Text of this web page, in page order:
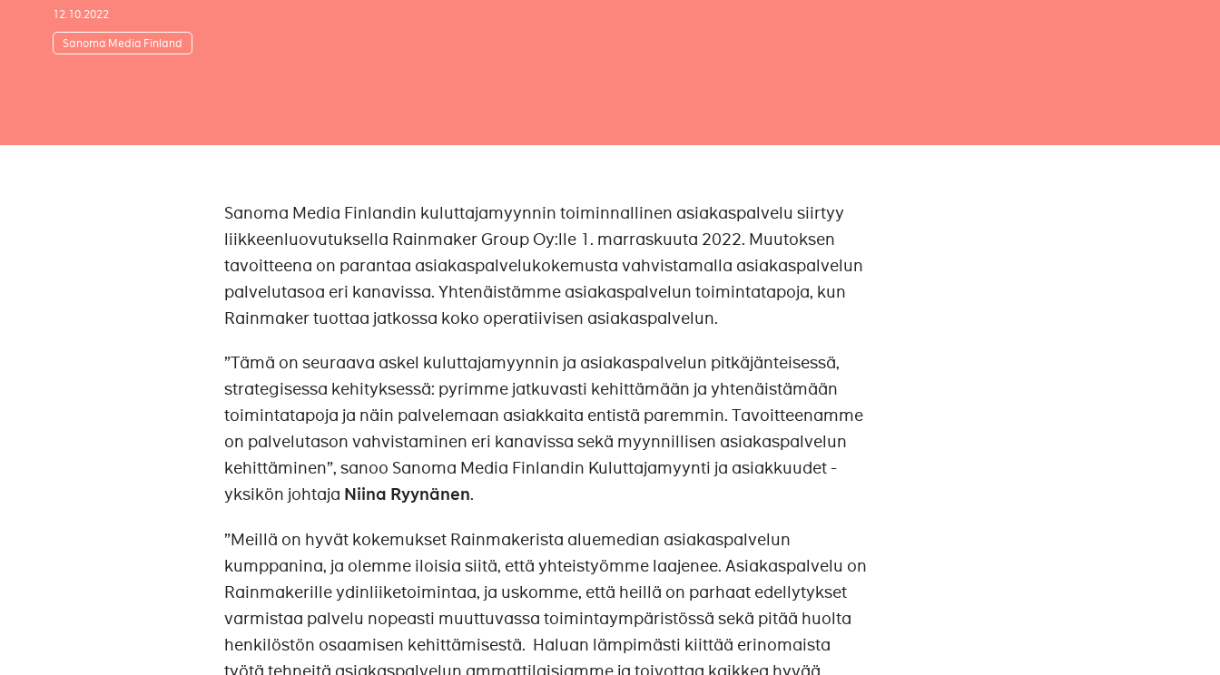
12.10.2022
Sanoma Media Finland
Sanoma Media Finlandin kuluttajamyynnin toiminnallinen asiakaspalvelu siirtyy
liikkeenluovutuksella Rainmaker Group Oy:lle 1. marraskuuta 2022. Muutoksen
tavoitteena on parantaa asiakaspalvelukokemusta vahvistamalla asiakaspalvelun
palvelutasoa eri kanavissa. Yhtenäistämme asiakaspalvelun toimintatapoja, kun
Rainmaker tuottaa jatkossa koko operatiivisen asiakaspalvelun.
”Tämä on seuraava askel kuluttajamyynnin ja asiakaspalvelun pitkäjänteisessä,
strategisessa kehityksessä: pyrimme jatkuvasti kehittämään ja yhtenäistämään
toimintatapoja ja näin palvelemaan asiakkaita entistä paremmin. Tavoitteenamme
on palvelutason vahvistaminen eri kanavissa sekä myynnillisen asiakaspalvelun
kehittäminen”, sanoo Sanoma Media Finlandin Kuluttajamyynti ja asiakkuudet -
yksikön johtaja Niina Ryynänen.
”Meillä on hyvät kokemukset Rainmakerista aluemedian asiakaspalvelun
kumppanina, ja olemme iloisia siitä, että yhteistyömme laajenee. Asiakaspalvelu on
Rainmakerille ydinliiketoimintaa, ja uskomme, että heillä on parhaat edellytykset
varmistaa palvelu nopeasti muuttuvassa toimintaympäristössä sekä pitää huolta
henkilöstön osaamisen kehittämisestä. Haluan lämpimästi kiittää erinomaista